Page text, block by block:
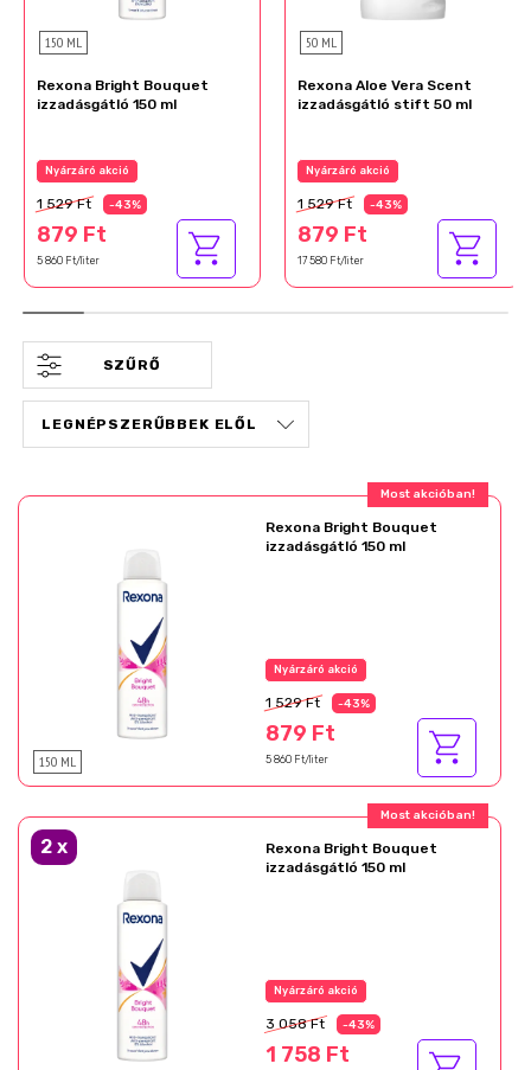
150 ML
Rexona Bright Bouquet
izzadásgátló 150 ml
Az akció részletei
1 529 Ft -43%
879 Ft
5 860 Ft/liter
50 ML
Rexona Aloe Vera Scent
izzadásgátló stift 50 ml
Az akció részletei
1 529 Ft -43%
879 Ft
17 580 Ft/liter
SZŰRŐ
150 ML
Rexona Bright Bouquet
izzadásgátló 150 ml
1 529 Ft -43%
879 Ft
5 860 Ft/liter
2 x
Rexona Bright Bouquet
izzadásgátló 150 ml
3 058 Ft -43%
1 758 Ft